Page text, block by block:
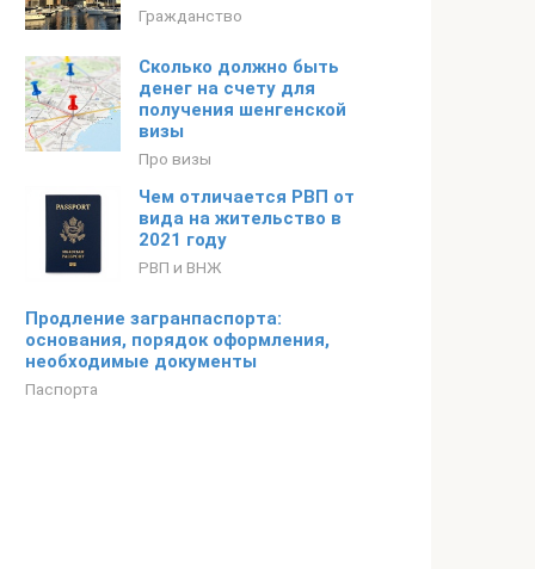
Гражданство
Cколько должно быть
денег на счету для
получения шенгенской
визы
Про визы
Чем отличается РВП от
вида на жительство в
2021 году
РВП и ВНЖ
Продление загранпаспорта:
основания, порядок оформления,
необходимые документы
Паспорта